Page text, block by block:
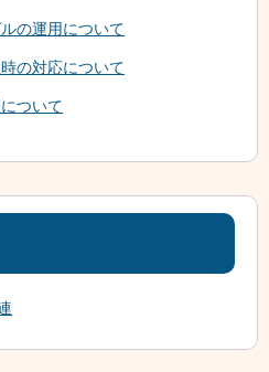
の運用について
の対応について
ついて